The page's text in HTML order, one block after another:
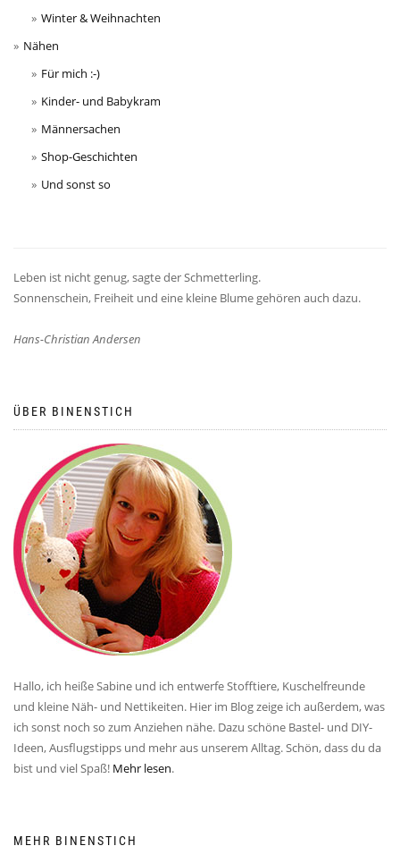
Winter & Weihnachten
Nähen
Für mich :-)
Kinder- und Babykram
Männersachen
Shop-Geschichten
Und sonst so
Leben ist nicht genug, sagte der Schmetterling.
Sonnenschein, Freiheit und eine kleine Blume gehören auch dazu.
Hans-Christian Andersen
ÜBER BINENSTICH
Hallo, ich heiße Sabine und ich entwerfe Stofftiere, Kuschelfreunde
und kleine Näh- und Nettikeiten. Hier im Blog zeige ich außerdem, was
ich sonst noch so zum Anziehen nähe. Dazu schöne Bastel- und DIY-
Ideen, Ausflugstipps und mehr aus unserem Alltag. Schön, dass du da
bist und viel Spaß! Mehr lesen.
MEHR BINENSTICH